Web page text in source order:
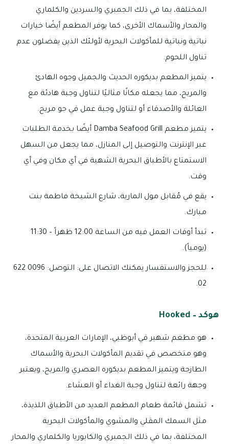
المختلفة، بما في ذلك الجمبري والسردين والكلماري
والمحار والأسماك الأخرى، كما يوفر المطعم أيضًا خيارات
نباتية ونباتية للمأكولات البحرية لأولئك الذين يفضلون عدم
تناول اللحوم.
يتميز المطعم بديكوره الحديث والجميل وجوه الهادئ
والمريح، مما يجعله مكانًا مثاليًا لتناول وجبة هادئة مع
العائلة والأصدقاء أو لتناول وجبة عمل في جو مريح.
يتميز مطعم Damba Seafood Grill أيضًا بخدمة الطلبات
عبر الإنترنت والتوصيل إلى المنازل، مما يجعل من السهل
الاستمتاع بالأطباق البحرية الشهية في أي مكان وفي أي
وقت.
يقع في مُقابل مول المارية، شارع الشيخة فاطمة بنت
مبارك.
تبدأ أوقات العمل فيه من الساعة 12:00 ظهراً – 11:30
(يومياً).
للحجز والاستفسار يمكنك الاتصال على: التوصل: 0096 622
02.
هوكد – Hooked
هو مطعم شهير في أبوظبي، الإمارات العربية المتحدة،
وهو متخصص في تقديم المأكولات البحرية والأسماك
الطازجة ويتميز المطعم بديكوره العصري والمريح، ويعتبر
وجهة رائعة لتناول وجبة الغداء أو العشاء.
تشمل قائمة طعام المطعم العديد من الأطباق اللذيذة،
مثل السمك المقلي والمشوي والمأكولات البحرية
المختلفة، بما في ذلك الجمبري والكابوريا والكلماري والمحار